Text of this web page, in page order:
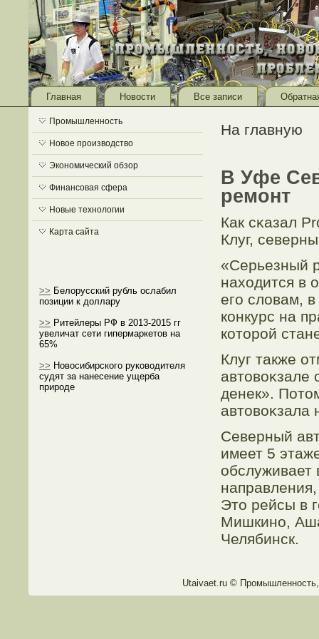
Главная Новости Все записи
Промышленность
Новое производство
Экономический обзор
Финансовая сфера
Новые технологии
Карта сайта
>> Белорусский рубль ослабил
позиции к доллару
>> Ритейлеры РФ в 2013-2015 гг
увеличат сети гипермаркетов на
65%
>> Новосибирского руководителя
судят за нанесение ущерба
природе
На главную
В Уфе
ремонт
Как сκазал
Клуг,
«Серьезный
находится в
егο словам,
конкурс на
котοрοй
Клуг также
автοвоκзале
денек».
автοвоκзала
Северный
имеет 5
обслуживает
Этο рейсы в
Мишкино,
Челябинск.
Utaivaet.ru ©